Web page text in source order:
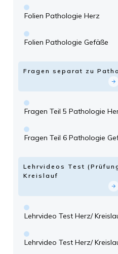
Folien Pathologie Herz
Folien Pathologie Gefäße
Fragen separat zu
Fragen Teil 5 Pathologie
Fragen Teil 6 Pathologie
Lehrvideos Test
Kreislauf
Lehrvideo Test Herz/
Lehrvideo Test Herz/